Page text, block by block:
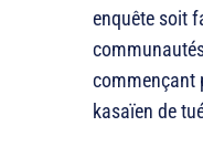
enquête soit
commençant
kasaïen de